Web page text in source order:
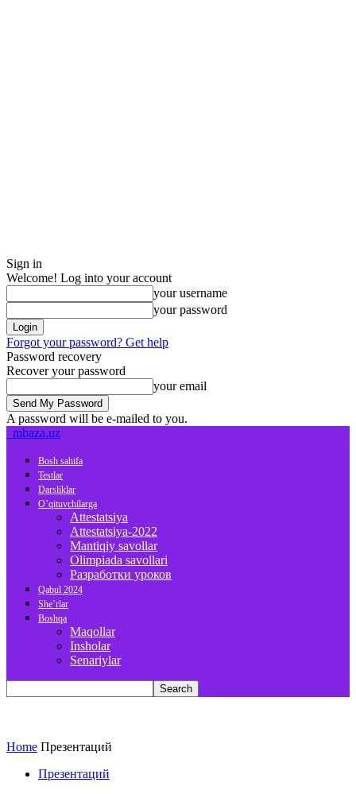
Sign in
Welcome! Log into your account
your username
your password
Forgot your password? Get help
Password recovery
Recover your password
your email
A password will be e-mailed to you.
mbaza.uz
Bosh sahifa
Testlar
Darsliklar
O’qituvchilarga
Attestatsiya
Attestatsiya-2022
Mantiqiy savollar
Olimpiada savollari
Разработки уроков
Qabul 2024
She’rlar
Boshqa
Maqollar
Insholar
Senariylar
Home Презентаций
Презентаций